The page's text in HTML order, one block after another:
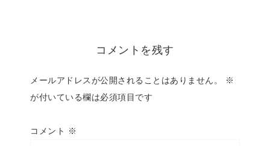
コメントを残す
メールアドレスが公開されることはありません。
※
が付いている欄は必須項目です
コメント ※